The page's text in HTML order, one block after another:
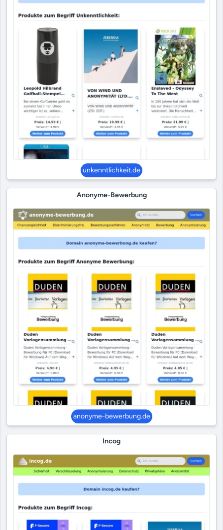
unkenntlichkeit.de
Anonyme-Bewerbung
anonyme-bewerbung.de
Incog